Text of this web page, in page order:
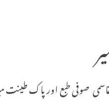
صوفی طبع اور پاک طینت